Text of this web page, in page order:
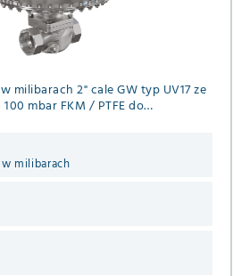
milibarach 2" cale GW typ UV17 ze
mbar FKM / PTFE do
milibarach